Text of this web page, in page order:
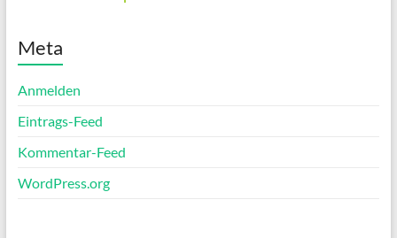
Meta
Anmelden
Eintrags-Feed
Kommentar-Feed
WordPress.org